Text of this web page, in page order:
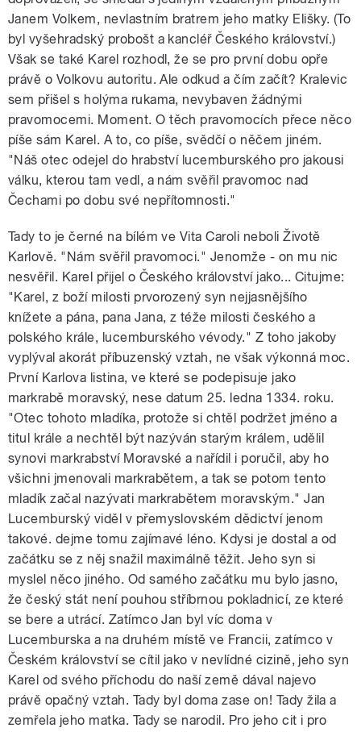
Janem Volkem, nevlastním bratrem jeho matky Elišky. (To
byl vyšehradský probošt a kancléř Českého království.)
Však se také Karel rozhodl, že se pro první dobu opře
právě o Volkovu autoritu. Ale odkud a čím začít? Kralevic
sem přišel s holýma rukama, nevybaven žádnými
pravomocemi. Moment. O těch pravomocích přece něco
píše sám Karel. A to, co píše, svědčí o něčem jiném.
"Náš otec odejel do hrabství lucemburského pro jakousi
válku, kterou tam vedl, a nám svěřil pravomoc nad
Čechami po dobu své nepřítomnosti."
Tady to je černé na bílém ve Vita Caroli neboli Životě
Karlově. "Nám svěřil pravomoci." Jenomže - on mu nic
nesvěřil. Karel přijel o Českého království jako... Citujme:
"Karel, z boží milosti prvorozený syn nejjasnějšího
knížete a pána, pana Jana, z téže milosti českého a
polského krále, lucemburského vévody." Z toho jakoby
vyplýval akorát příbuzenský vztah, ne však výkonná moc.
První Karlova listina, ve které se podepisuje jako
markrabě moravský, nese datum 25. ledna 1334. roku.
"Otec tohoto mladíka, protože si chtěl podržet jméno a
titul krále a nechtěl být nazýván starým králem, udělil
synovi markrabství Moravské a nařídil i poručil, aby ho
všichni jmenovali markrabětem, a tak se potom tento
mladík začal nazývati markrabětem moravským." Jan
Lucemburský viděl v přemyslovském dědictví jenom
takové. dejme tomu zajímavé léno. Kdysi je dostal a od
začátku se z něj snažil maximálně těžit. Jeho syn si
myslel něco jiného. Od samého začátku mu bylo jasno,
že český stát není pouhou stříbrnou pokladnicí, ze které
se bere a utrácí. Zatímco Jan byl víc doma v
Lucemburska a na druhém místě ve Francii, zatímco v
Českém království se cítil jako v nevlídné cizině, jeho syn
Karel od svého příchodu do naší země dával najevo
právě opačný vztah. Tady byl doma zase on! Tady žila a
zemřela jeho matka. Tady se narodil. Pro jeho cit i pro